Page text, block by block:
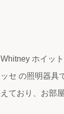
Whitney ホイッ
ッセ の照明器具
えており、お部